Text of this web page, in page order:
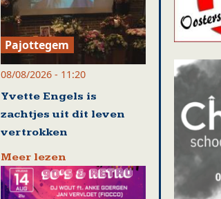
Pajottegem
08/08/2026 - 11:20
Yvette Engels is
zachtjes uit dit leven
vertrokken
Meer lezen